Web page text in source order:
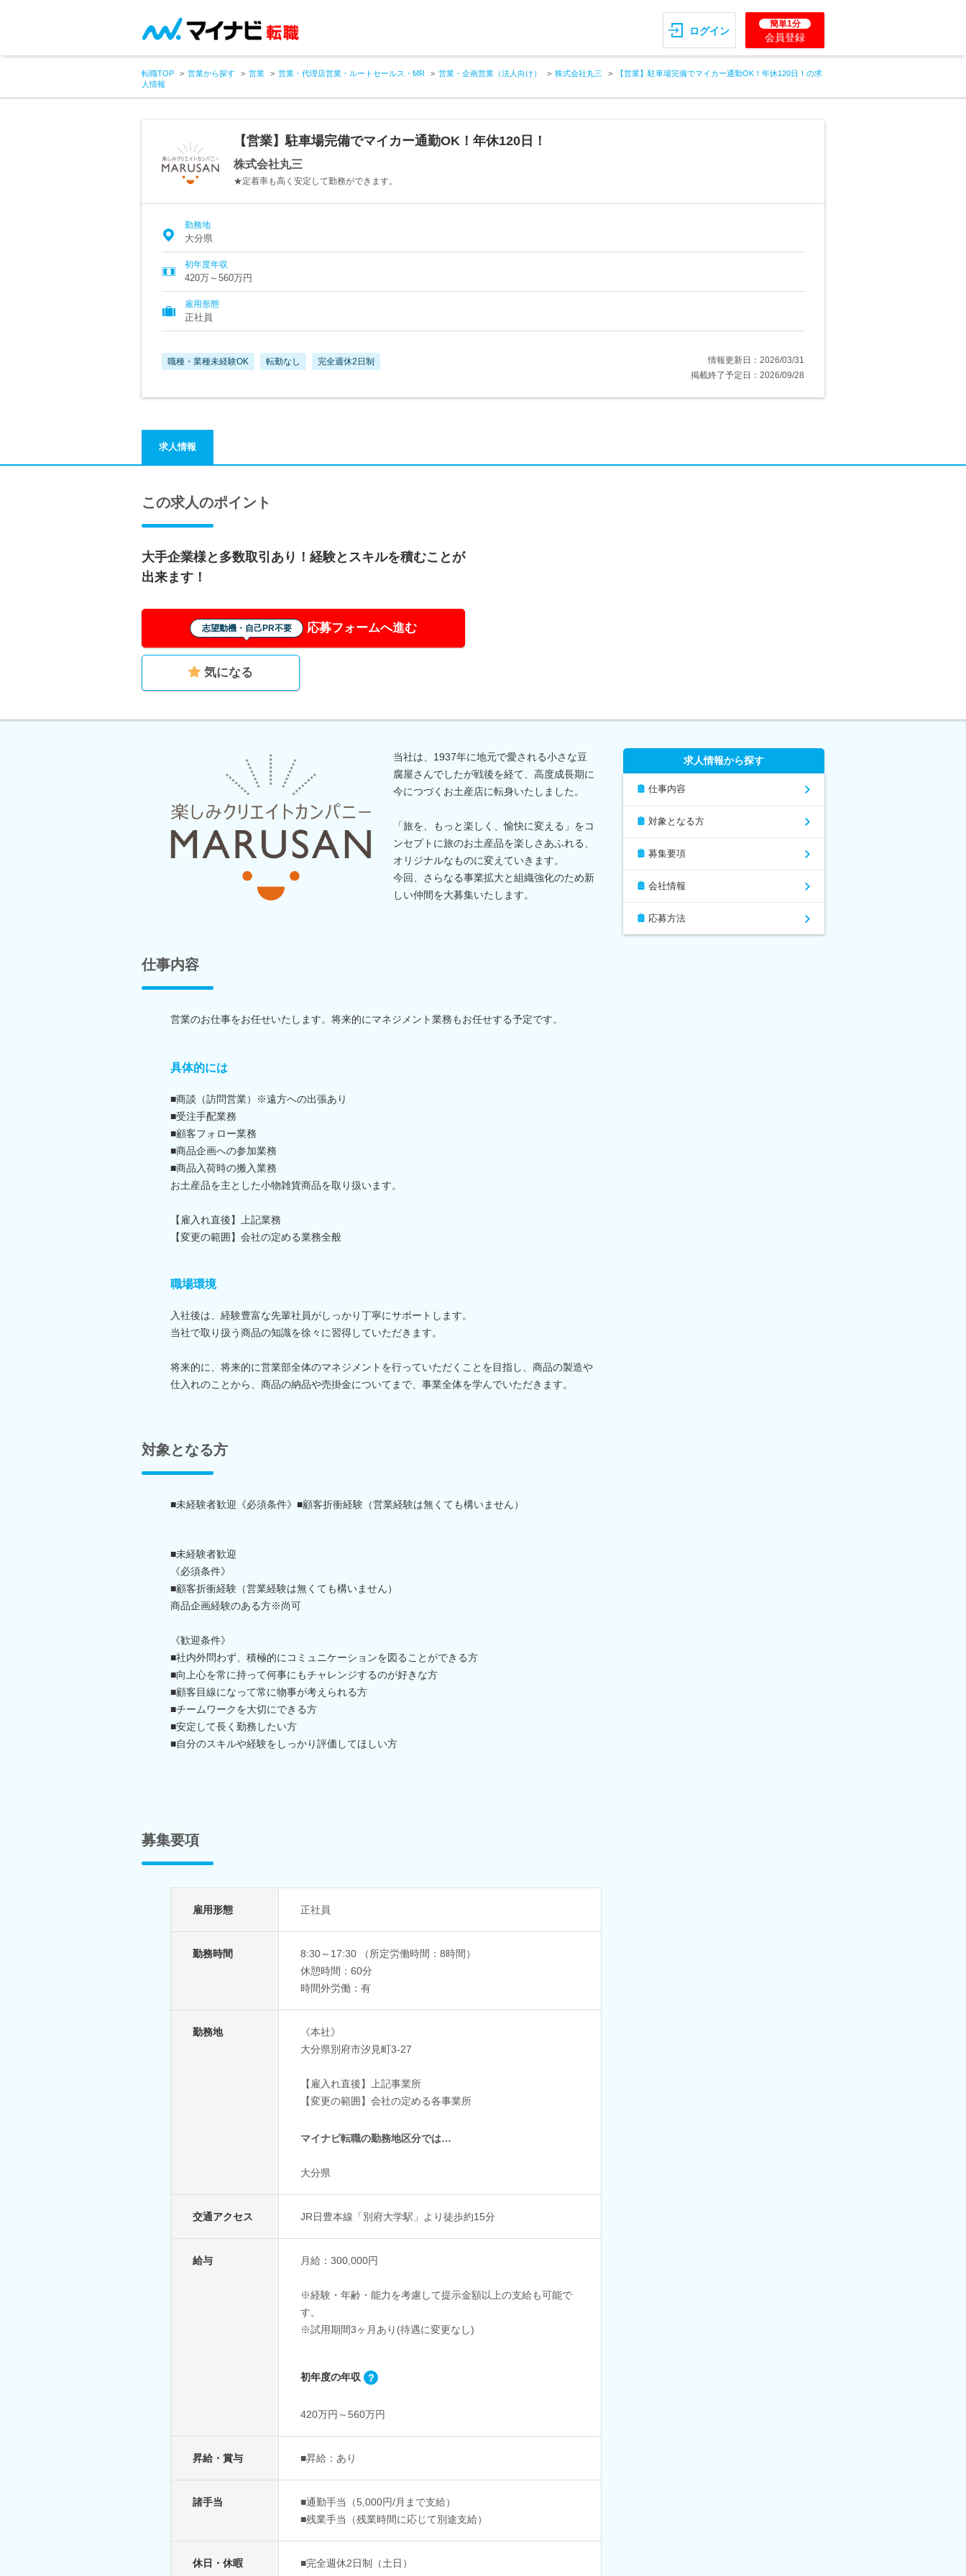
ログイン
簡単1分
会員登録
転職TOP 営業から探す 営業 営業・代理店営業・ルートセールス・MR 営業・企画営業（法人向け） 株式会社丸三
【営業】駐車場完備でマイカー通勤OK！年休120日！の求
人情報
【営業】駐車場完備でマイカー通勤OK！年休120日！
株式会社丸三
★定着率も高く安定して勤務ができます。
勤務地
大分県
初年度年収
420万～560万円
雇用形態
正社員
職種・業種未経験OK 転勤なし 完全週休2日制
情報更新日：2026/03/31
掲載終了予定日：2026/09/28
求人情報
この求人のポイント
大手企業様と多数取引あり！経験とスキルを積むことが
出来ます！
志望動機・自己PR不要 応募フォームへ進む
気になる
当社は、1937年に地元で愛される小さな豆
腐屋さんでしたが戦後を経て、高度成長期に
今につづくお土産店に転身いたしました。
「旅を、もっと楽しく、愉快に変える」をコ
ンセプトに旅のお土産品を楽しさあふれる、
オリジナルなものに変えていきます。
今回、さらなる事業拡大と組織強化のため新
しい仲間を大募集いたします。
仕事内容
営業のお仕事をお任せいたします。将来的にマネジメント業務もお任せする予定です。
具体的には
■商談（訪問営業）※遠方への出張あり
■受注手配業務
■顧客フォロー業務
■商品企画への参加業務
■商品入荷時の搬入業務
お土産品を主とした小物雑貨商品を取り扱います。
【雇入れ直後】上記業務
【変更の範囲】会社の定める業務全般
職場環境
入社後は、経験豊富な先輩社員がしっかり丁寧にサポートします。
当社で取り扱う商品の知識を徐々に習得していただきます。
将来的に、将来的に営業部全体のマネジメントを行っていただくことを目指し、商品の製造や
仕入れのことから、商品の納品や売掛金についてまで、事業全体を学んでいただきます。
対象となる方
■未経験者歓迎《必須条件》■顧客折衝経験（営業経験は無くても構いません）
■未経験者歓迎
《必須条件》
■顧客折衝経験（営業経験は無くても構いません）
商品企画経験のある方※尚可
《歓迎条件》
■社内外問わず、積極的にコミュニケーションを図ることができる方
■向上心を常に持って何事にもチャレンジするのが好きな方
■顧客目線になって常に物事が考えられる方
■チームワークを大切にできる方
■安定して長く勤務したい方
■自分のスキルや経験をしっかり評価してほしい方
募集要項
雇用形態 正社員
勤務時間
8:30～17:30 （所定労働時間：8時間）
休憩時間：60分
時間外労働：有
勤務地
《本社》
大分県別府市汐見町3-27
【雇入れ直後】上記事業所
【変更の範囲】会社の定める各事業所
マイナビ転職の勤務地区分では…
大分県
交通アクセス JR日豊本線「別府大学駅」より徒歩約15分
給与 月給：300,000円
※経験・年齢・能力を考慮して提示金額以上の支給も可能で
す。
※試用期間3ヶ月あり(待遇に変更なし)
初年度の年収
420万円～560万円
昇給・賞与 ■昇給：あり
諸手当
■通勤手当（5,000円/月まで支給）
■残業手当（残業時間に応じて別途支給）
休日・休暇
■完全週休2日制（土日）
求人情報から探す
仕事内容
対象となる方
募集要項
会社情報
応募方法